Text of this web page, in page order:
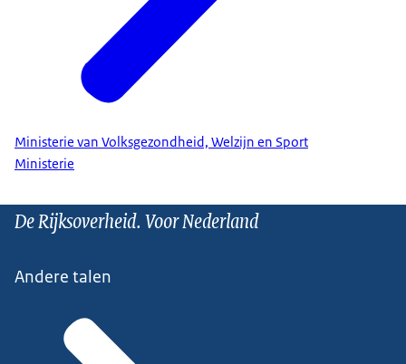
Ministerie van Volksgezondheid, Welzijn en Sport
Ministerie
De Rijksoverheid. Voor Nederland
Andere talen